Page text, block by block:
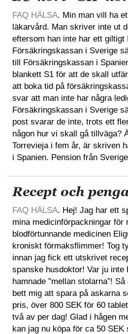
FAQ HÄLSA. Min man vill ha
läkarvård. Man skriver inte ut
eftersom han inte har ett giltigt
Försäkringskassan i Sverige
till Försäkringskassan i
blankett S1 för att de skall
att boka tid på
svar att man inte har några
Försäkringskassan i Sverige
post svarar de inte, trots ett
någon hur vi skall gå tillväga?
Torrevieja i fem år, är skriven
i Spanien. Pension från
Recept och
FAQ HÄLSA. Hej! Jag har ett
mina medicinförpackningar för
blodförtunnande medicinen
kroniskt förmaksflimmer! Tog
innan jag fick ett utskrivet
spanske husdoktor! Var ju inte
hamnade ”mellan stolarna”!
bett mig att spara på askarna
pris, över 800 SEK för 60
två av per dag! Glad i hågen
kan jag nu köpa för ca 50 SEK